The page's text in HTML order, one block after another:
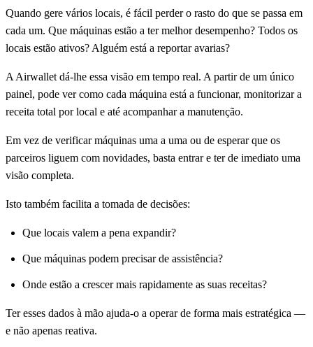
Quando gere vários locais, é fácil perder o rasto do que se passa em
cada um. Que máquinas estão a ter melhor desempenho? Todos os
locais estão ativos? Alguém está a reportar avarias?
A Airwallet dá-lhe essa visão em tempo real. A partir de um único
painel, pode ver como cada máquina está a funcionar, monitorizar a
receita total por local e até acompanhar a manutenção.
Em vez de verificar máquinas uma a uma ou de esperar que os
parceiros liguem com novidades, basta entrar e ter de imediato uma
visão completa.
Isto também facilita a tomada de decisões:
Que locais valem a pena expandir?
Que máquinas podem precisar de assistência?
Onde estão a crescer mais rapidamente as suas receitas?
Ter esses dados à mão ajuda-o a operar de forma mais estratégica —
e não apenas reativa.